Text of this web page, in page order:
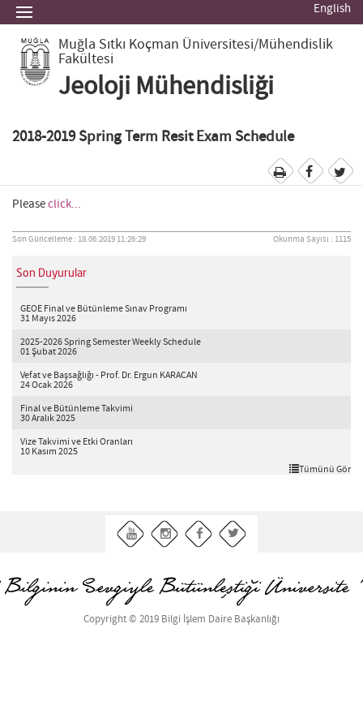
English
Muğla Sıtkı Koçman Üniversitesi/Mühendislik
Fakültesi
Jeoloji Mühendisliği
2018-2019 Spring Term Resit Exam Schedule
Pleaseclick...
Son Güncelleme : 18.06.2019 11:26:29 Okunma Sayısı : 1115
Son Duyurular
GEOE Final ve Bütünleme Sınav Programı
31 Mayıs 2026
2025-2026 Spring Semester Weekly Schedule
01 Şubat 2026
Vefat ve Başsağlığı - Prof. Dr. Ergun KARACAN
24 Ocak 2026
Final ve Bütünleme Takvimi
30 Aralık 2025
Vize Takvimi ve Etki Oranları
10 Kasım 2025
Tümünü Gör
Copyright © 2019 Bilgi İşlem Daire Başkanlığı